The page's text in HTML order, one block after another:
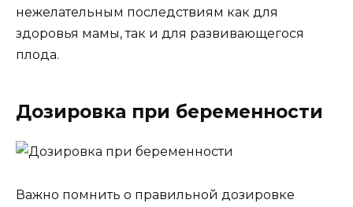
нежелательным последствиям как для
здоровья мамы, так и для развивающегося
плода.
Дозировка при беременности
Важно помнить о правильной дозировке